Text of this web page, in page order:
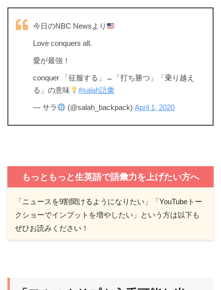
今日のNBC Newsより
Love conquers all.
愛が最強！
conquer 「征服する」→「打ち勝つ」「乗り越え
る」の意味
#salah語彙
— サラ (@salah_backpack)April 1, 2020
もっともっと生英語で語彙力を上げたい方へ
「ニュースを9割聞けるようになりたい」「YouTubeトー
クショーでインプットを増やしたい」という方は以下も
ぜひお読みください！